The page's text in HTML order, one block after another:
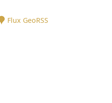
Flux GeoRSS